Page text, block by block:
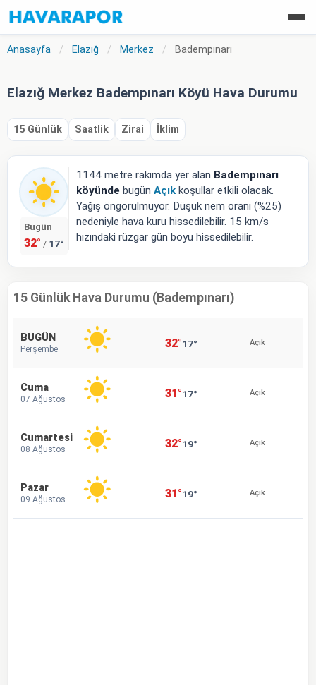
Anasayfa / Elazığ / Merkez / Badempınarı
Elazığ Merkez Badempınarı Köyü Hava Durumu
15 Günlük Saatlik Zirai İklim
Bugün
32° / 17°
1144 metre rakımda yer alan Badempınarı
köyünde bugün Açıkkoşullar etkili olacak.
Yağış öngörülmüyor. Düşük nem oranı (%25)
nedeniyle hava kuru hissedilebilir. 15 km/s
hızındaki rüzgar gün boyu hissedilebilir.
15 Günlük Hava Durumu (Badempınarı)
BUGÜN
Perşembe 32°17° Açık
Cuma
07 Ağustos 31°17° Açık
Cumartesi
08 Ağustos 32°19° Açık
Pazar
09 Ağustos 31°19° Açık